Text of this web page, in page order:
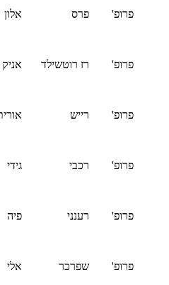
פרופ' פרס אלון
פרופ' רז רוטשילד אניק
פרופ' רייש
פרופ' רכבי גידי
פרופ' רענני פיה
פרופ' שפרכר אלי